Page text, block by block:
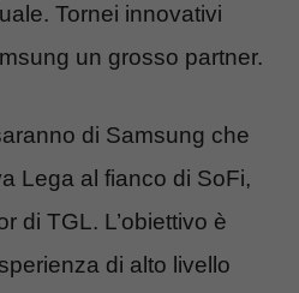
Tornei innovativi
un grosso partner.
di Samsung che
Lega al fianco di SoFi,
di TGL. L’obiettivo è
di alto livello